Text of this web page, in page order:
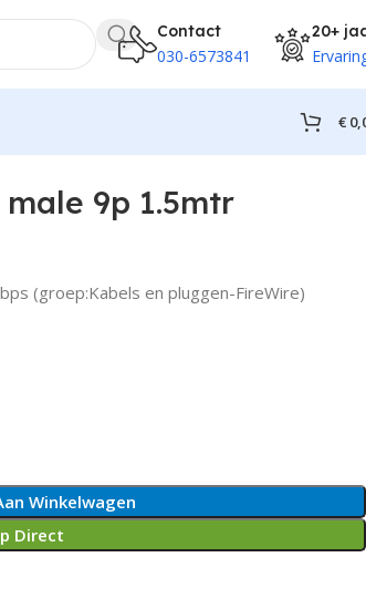
Contact
030-6573841
20+
€
9p 1.5mtr
(groep:Kabels en pluggen-FireWire)
Winkelwagen
Direct